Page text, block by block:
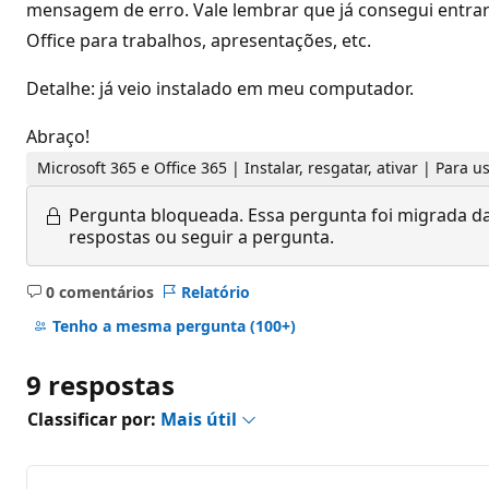
mensagem de erro. Vale lembrar que já consegui
Office para trabalhos, apresentações, etc.
Detalhe: já veio instalado em meu computador.
Abraço!
Microsoft 365 e Office 365 | Instalar, resgatar, ativar | Para
Pergunta bloqueada. Essa pergunta foi migrada
respostas ou seguir a pergunta.
0 comentários
Sem
comentários
Relatório
Tenho a mesma pergunta (100+)
9 respostas
Classificar por: Mais útil